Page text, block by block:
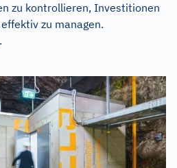
zu kontrollieren, Investitionen
zu managen.